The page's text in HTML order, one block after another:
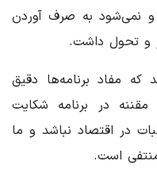
نمی‌شود به صرف آوردن
و تحول داشت.
مفاد برنامه‌ها دقیق
در برنامه شکایت
در اقتصاد نباشد و ما
است.